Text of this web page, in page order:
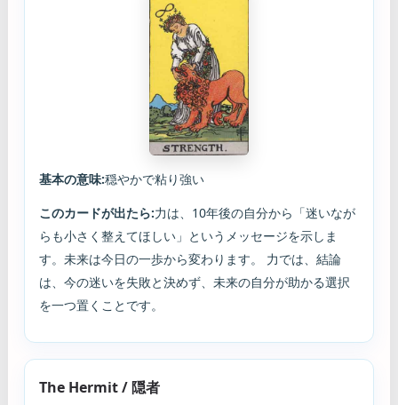
基本の意味:穏やかで粘り強い
このカードが出たら:力は、10年後の自分から「迷いなが
らも小さく整えてほしい」というメッセージを示しま
す。未来は今日の一歩から変わります。 力では、結論
は、今の迷いを失敗と決めず、未来の自分が助かる選択
を一つ置くことです。
The Hermit / 隠者